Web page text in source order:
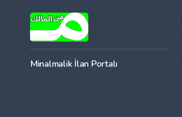
Minalmalik İlan Portalı